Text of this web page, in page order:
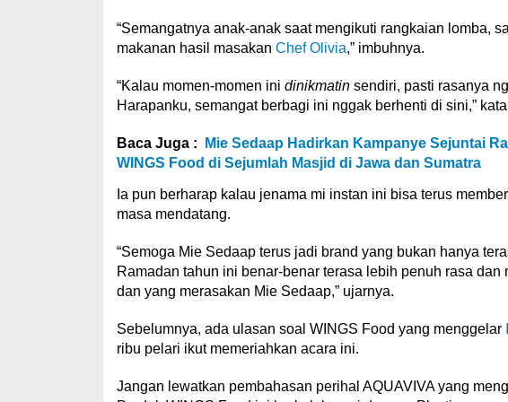
“Semangatnya anak-anak saat mengikuti rangkaian lomba,
makanan hasil masakan Chef Olivia,” imbuhnya.
“Kalau momen-momen ini dinikmatinsendiri, pasti rasanya
Harapanku, semangat berbagi ini nggak berhenti di sini,”
Baca Juga :
Mie Sedaap Hadirkan Kampanye Sejuntai
WINGS Food di Sejumlah Masjid di Jawa dan Sumatra
Ia pun berharap kalau jenama mi instan ini bisa terus
masa mendatang.
“Semoga Mie Sedaap terus jadi brand yang bukan hanya
Ramadan tahun ini benar-benar terasa lebih penuh rasa
dan yang merasakan Mie Sedaap,” ujarnya.
Sebelumnya, ada ulasan soal WINGS Food yang menggelar
ribu pelari ikut memeriahkan acara ini.
Jangan lewatkan pembahasan perihal AQUAVIVA yang